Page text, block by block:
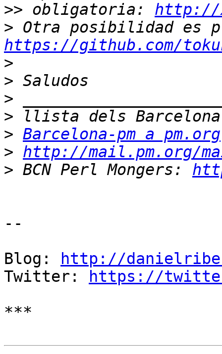
>> obligatoria: http://
>
https://github.com/
>
>
>
>
> Barcelona-pm a pm.org
> http://mail.pm.org/
> BCN Perl Mongers:
--
Blog:
http://
Twitter:
https://
***